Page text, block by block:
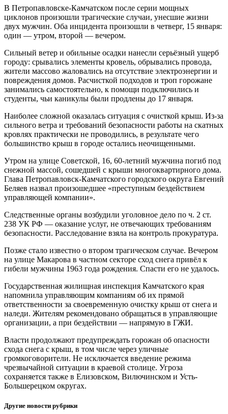
В Петропавловске-Камчатском после серии мощных
циклонов произошли трагические случаи, унесшие жизни
двух мужчин. Оба инцидента произошли в четверг, 15 января:
один — утром, второй — вечером.
Сильный ветер и обильные осадки нанесли серьёзный ущерб
городу: срывались элементы кровель, обрывались провода,
жители массово жаловались на отсутствие электроэнергии и
повреждения домов. Расчисткой подходов и троп горожане
занимались самостоятельно, к помощи подключились и
студенты, чьи каникулы были продлены до 17 января.
Наиболее сложной оказалась ситуация с очисткой крыш. Из-за
сильного ветра и требований безопасности работы на скатных
кровлях практически не проводились, в результате чего
большинство крыш в городе остались неочищенными.
Утром на улице Советской, 16, 60-летний мужчина погиб под
снежной массой, сошедшей с крыши многоквартирного дома.
Глава Петропавловск-Камчатского городского округа Евгений
Беляев назвал произошедшее «преступным бездействием
управляющей компании».
Следственные органы возбудили уголовное дело по ч. 2 ст.
238 УК РФ — оказание услуг, не отвечающих требованиям
безопасности. Расследование взяла на контроль прокуратура.
Позже стало известно о втором трагическом случае. Вечером
на улице Макарова в частном секторе сход снега привёл к
гибели мужчины 1963 года рождения. Спасти его не удалось.
Государственная жилищная инспекция Камчатского края
напомнила управляющим компаниям об их прямой
ответственности за своевременную очистку крыш от снега и
наледи. Жителям рекомендовано обращаться в управляющие
организации, а при бездействии — напрямую в ГЖИ.
Власти продолжают предупреждать горожан об опасности
схода снега с крыш, в том числе через уличные
громкоговорители. Не исключается введение режима
чрезвычайной ситуации в краевой столице. Угроза
сохраняется также в Елизовском, Вилючинском и Усть-
Большерецком округах.
Другие новости рубрики